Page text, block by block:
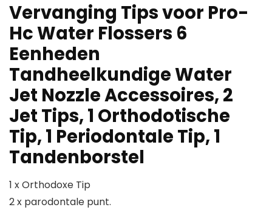
Vervanging Tips voor Pro-
Hc Water Flossers 6
Eenheden
Tandheelkundige Water
Jet Nozzle Accessoires, 2
Jet Tips, 1 Orthodotische
Tip, 1 Periodontale Tip, 1
Tandenborstel
1 x Orthodoxe Tip
2 x parodontale punt.